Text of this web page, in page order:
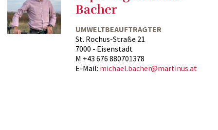
Bacher
UMWELTBEAUFTRAGTER
St. Rochus-Straße 21
7000 - Eisenstadt
M +43 676 880701378
E-Mail: michael.bacher@martinus.at